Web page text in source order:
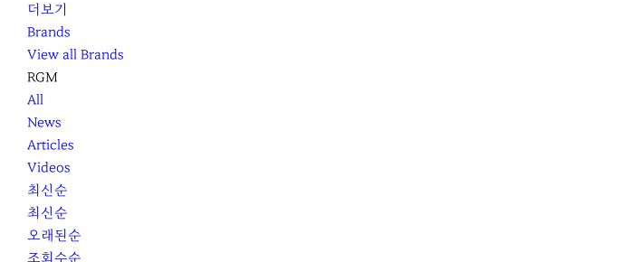
더보기
Brands
View all Brands
RGM
All
News
Articles
Videos
최신순
최신순
오래된순